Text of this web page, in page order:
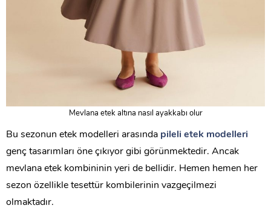
Mevlana etek altına nasıl ayakkabı olur
Bu sezonun etek modelleri arasında pileli etek modelleri
genç tasarımları öne çıkıyor gibi görünmektedir. Ancak
mevlana etek kombininin yeri de bellidir. Hemen hemen her
sezon özellikle tesettür kombilerinin vazgeçilmezi
olmaktadır.